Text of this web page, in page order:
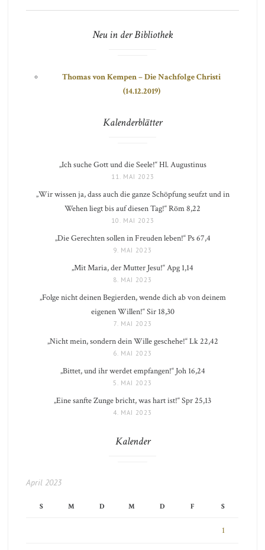
Neu in der Bibliothek
Thomas von Kempen – Die Nachfolge Christi
(14.12.2019)
Kalenderblätter
„Ich suche Gott und die Seele!“ Hl. Augustinus
11. MAI 2023
„Wir wissen ja, dass auch die ganze Schöpfung seufzt und in
Wehen liegt bis auf diesen Tag!“ Röm 8,22
10. MAI 2023
„Die Gerechten sollen in Freuden leben!“ Ps 67,4
9. MAI 2023
„Mit Maria, der Mutter Jesu!“ Apg 1,14
8. MAI 2023
„Folge nicht deinen Begierden, wende dich ab von deinem
eigenen Willen!“ Sir 18,30
7. MAI 2023
„Nicht mein, sondern dein Wille geschehe!“ Lk 22,42
6. MAI 2023
„Bittet, und ihr werdet empfangen!“ Joh 16,24
5. MAI 2023
„Eine sanfte Zunge bricht, was hart ist!“ Spr 25,13
4. MAI 2023
Kalender
April 2023
S M D M D F S
1